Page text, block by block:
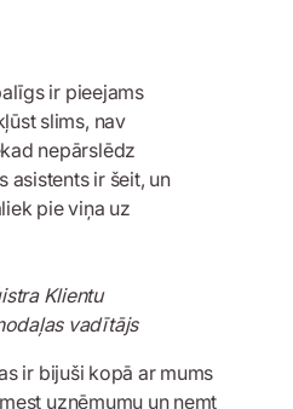
ir pieejams
slims, nav
nepārslēdz
asistents ir šeit, un
pie viņa uz
Klientu
vadītājs
ir bijuši kopā ar mums
uzņēmumu un ņemt